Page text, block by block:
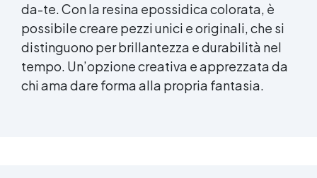
da-te. Con la resina epossidica colorata, è
possibile creare pezzi unici e originali, che si
distinguono per brillantezza e durabilità nel
tempo. Un’opzione creativa e apprezzata da
chi ama dare forma alla propria fantasia.